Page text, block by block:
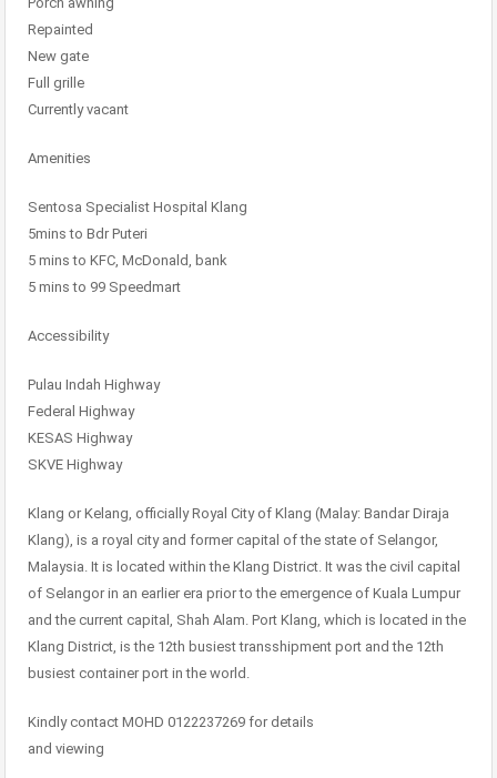
Repainted
New gate
Full grille
Currently vacant
Amenities
Sentosa Specialist Hospital Klang
5mins to Bdr Puteri
5 mins to KFC, McDonald, bank
5 mins to 99 Speedmart
Accessibility
Pulau Indah Highway
Federal Highway
KESAS Highway
SKVE Highway
Klang or Kelang, officially Royal City of Klang (Malay: Bandar Diraja
Klang), is a royal city and former capital of the state of Selangor,
Malaysia. It is located within the Klang District. It was the civil capital
of Selangor in an earlier era prior to the emergence of Kuala Lumpur
and the current capital, Shah Alam. Port Klang, which is located in the
Klang District, is the 12th busiest transshipment port and the 12th
busiest container port in the world.
Kindly contact MOHD 0122237269 for details
and viewing